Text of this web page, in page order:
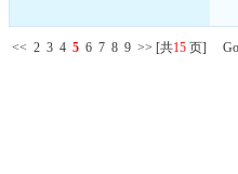
<< 2 3 4 5 6 7 8 9 >> [共15 页] Go